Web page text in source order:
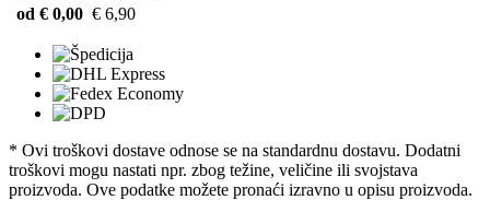
od € 0,00 € 6,90
* Ovi troškovi dostave odnose se na standardnu ​​dostavu. Dodatni
troškovi mogu nastati npr. zbog težine, veličine ili svojstava
proizvoda. Ove podatke možete pronaći izravno u opisu proizvoda.